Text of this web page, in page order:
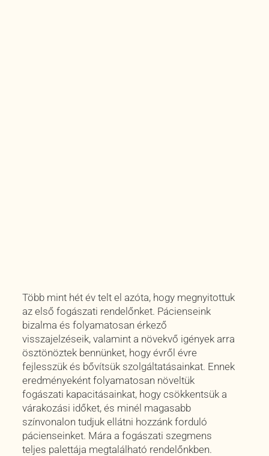
Több mint hét év telt el azóta, hogy megnyitottuk
az első fogászati rendelőnket. Pácienseink
bizalma és folyamatosan érkező
visszajelzéseik, valamint a növekvő igények arra
ösztönöztek bennünket, hogy évről évre
fejlesszük és bővítsük szolgáltatásainkat. Ennek
eredményeként folyamatosan növeltük
fogászati kapacitásainkat, hogy csökkentsük a
várakozási időket, és minél magasabb
színvonalon tudjuk ellátni hozzánk forduló
pácienseinket. Mára a fogászati szegmens
teljes palettája megtalálható rendelőnkben.